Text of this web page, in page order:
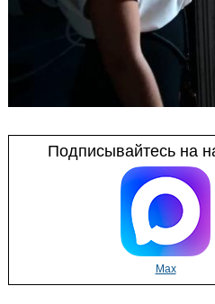
Подписывайтесь на
Max